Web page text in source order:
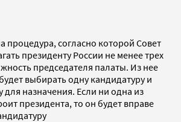
процедура, согласно которой Совет
президенту России не менее трех
председателя палаты. Из нее
выбирать одну кандидатуру и
для назначения. Если ни одна из
президента, то он будет вправе